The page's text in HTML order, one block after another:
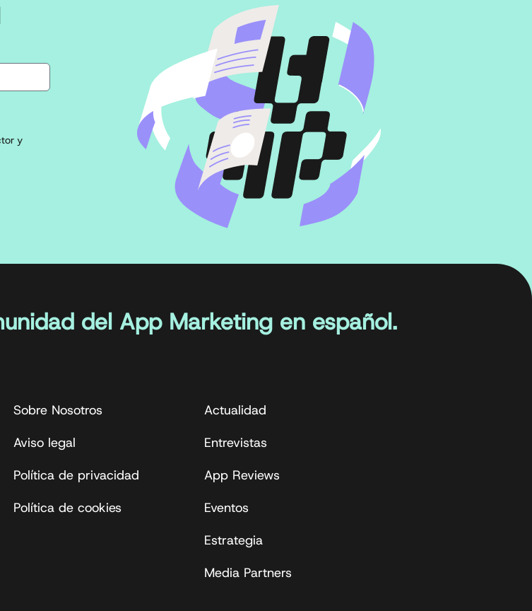
y
del App Marketing en español.
Sobre Nosotros
Aviso legal
Política de privacidad
Política de cookies
Actualidad
Entrevistas
App Reviews
Eventos
Estrategia
Media Partners